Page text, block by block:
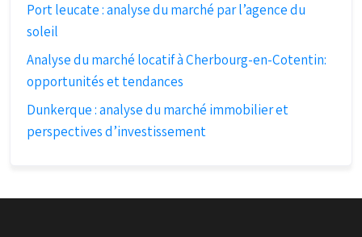
Port leucate : analyse du marché par l’agence du
soleil
Analyse du marché locatif à Cherbourg-en-Cotentin:
opportunités et tendances
Dunkerque : analyse du marché immobilier et
perspectives d’investissement